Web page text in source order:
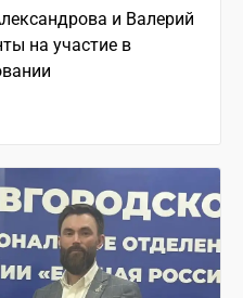
и Валерий
на участие в